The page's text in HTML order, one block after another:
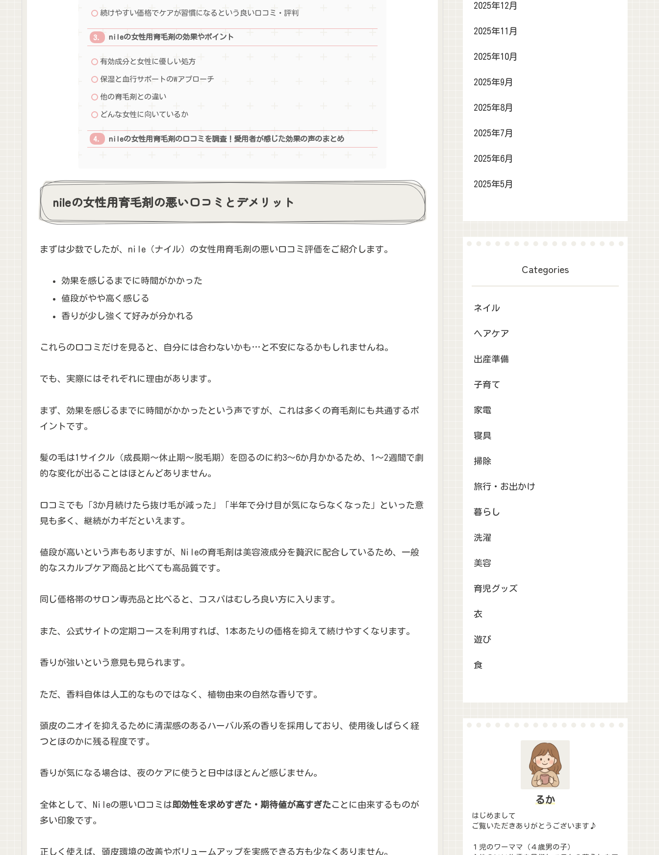
続けやすい価格でケアが習慣になるという良い口コミ・評判
nileの女性用育毛剤の効果やポイント
有効成分と女性に優しい処方
保湿と血行サポートのWアプローチ
他の育毛剤との違い
どんな女性に向いているか
nileの女性用育毛剤の口コミを調査！愛用者が感じた効果の声のまとめ
nileの女性用育毛剤の悪い口コミとデメリット
まずは少数でしたが、nile（ナイル）の女性用育毛剤の悪い口コミ評価をご紹介します。
効果を感じるまでに時間がかかった
値段がやや高く感じる
香りが少し強くて好みが分かれる
これらの口コミだけを見ると、自分には合わないかも…と不安になるかもしれませんね。
でも、実際にはそれぞれに理由があります。
まず、効果を感じるまでに時間がかかったという声ですが、これは多くの育毛剤にも共通するポ
イントです。
髪の毛は1サイクル（成長期～休止期～脱毛期）を回るのに約3〜6か月かかるため、1〜2週間で劇
的な変化が出ることはほとんどありません。
口コミでも「3か月続けたら抜け毛が減った」「半年で分け目が気にならなくなった」といった意
見も多く、継続がカギだといえます。
値段が高いという声もありますが、Nileの育毛剤は美容液成分を贅沢に配合しているため、一般
的なスカルプケア商品と比べても高品質です。
同じ価格帯のサロン専売品と比べると、コスパはむしろ良い方に入ります。
また、公式サイトの定期コースを利用すれば、1本あたりの価格を抑えて続けやすくなります。
香りが強いという意見も見られます。
ただ、香料自体は人工的なものではなく、植物由来の自然な香りです。
頭皮のニオイを抑えるために清潔感のあるハーバル系の香りを採用しており、使用後しばらく経
つとほのかに残る程度です。
香りが気になる場合は、夜のケアに使うと日中はほとんど感じません。
全体として、Nileの悪い口コミは 即効性を求めすぎた・期待値が高すぎた ことに由来するものが
多い印象です。
正しく使えば、頭皮環境の改善やボリュームアップを実感できる方も少なくありません。
2025年12月
2025年11月
2025年10月
2025年9月
2025年8月
2025年7月
2025年6月
2025年5月
Categories
ネイル
ヘアケア
出産準備
子育て
家電
寝具
掃除
旅行・お出かけ
暮らし
洗濯
美容
育児グッズ
衣
遊び
食
るか
はじめまして
ご覧いただきありがとうございます♪
１児のワーママ（４歳男の子）